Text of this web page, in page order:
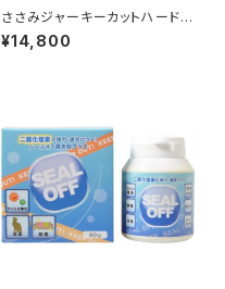
ささみジャーキーカットハード
約2.2kg
¥14,800